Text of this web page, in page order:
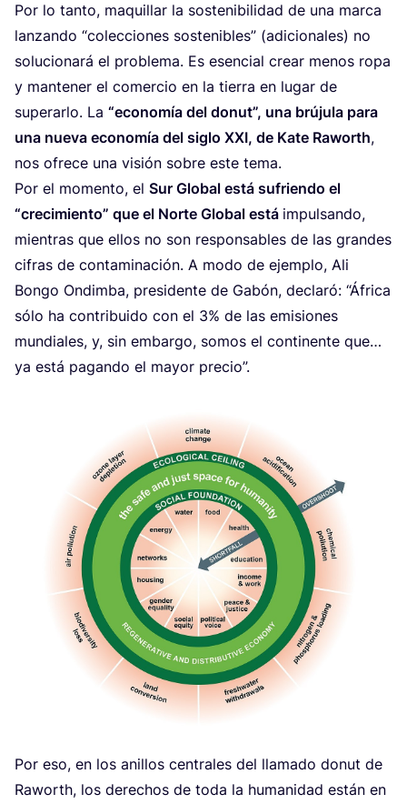
Por lo tan­to, maqui­llar la sos­te­ni­bi­li­dad de una mar­ca
lan­zan­do “colec­cio­nes sos­te­ni­bles” (adi­cio­na­les) no
solu­cio­na­rá el pro­ble­ma. Es esen­cial crear menos ropa
y man­te­ner el comer­cio en la tie­rra en lugar de
supe­rar­lo. La “eco­no­mía del donut”, una brú­ju­la para
una nue­va eco­no­mía del siglo XXI, de Kate Raworth,
nos ofre­ce una visión sobre este tema.
Por el momen­to, el Sur Glo­bal está sufrien­do el
“cre­ci­mien­to” que el Nor­te Glo­bal está impul­san­do,
mien­tras que ellos no son res­pon­sa­bles de las gran­des
cifras de con­ta­mi­na­ción. A modo de ejem­plo, Ali
Bon­go Ondim­ba, pre­si­den­te de Gabón, decla­ró: “Áfri­ca
sólo ha con­tri­bui­do con el 3% de las emi­sio­nes
mun­dia­les, y, sin embar­go, somos el con­ti­nen­te que…
ya está pagan­do el mayor precio”.
Por eso, en los ani­llos cen­tra­les del lla­ma­do donut de
Raworth, los dere­chos de toda la huma­ni­dad están en